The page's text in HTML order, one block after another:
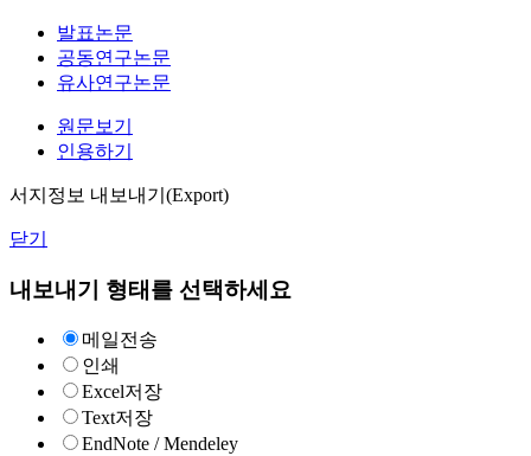
발표논문
공동연구논문
유사연구논문
원문보기
인용하기
서지정보 내보내기(Export)
닫기
내보내기 형태를 선택하세요
메일전송
인쇄
Excel저장
Text저장
EndNote / Mendeley